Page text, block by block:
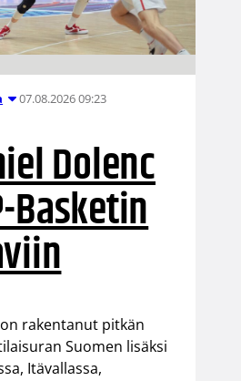
07.08.2026 09:23
Dolenc
Basketin
rakentanut pitkän
Suomen lisäksi
Itävallassa,